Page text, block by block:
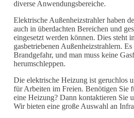
diverse Anwendungsbereiche.
Elektrische Außenheizstrahler haben
auch in überdachten Bereichen und
eingesetzt werden können. Dies steht
gasbetriebenen Außenheizstrahlern.
Brandgefahr, und man muss keine
herumschleppen.
Die elektrische Heizung ist geruchlos
für Arbeiten im Freien. Benötigen Sie
eine Heizung? Dann kontaktieren Sie
Wir bieten eine große Auswahl an